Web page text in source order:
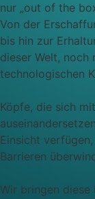
nur „out of the
Von der
bis hin zur
dieser Welt, noch
technologischen
Köpfe, die sich
Einsicht
Barrieren
Wir bringen